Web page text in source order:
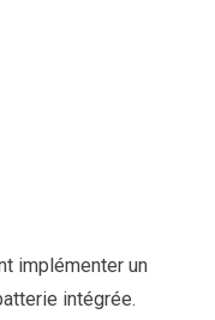
implémenter un
intégrée.